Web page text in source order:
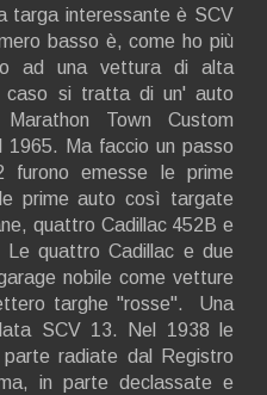
targa interessante è SCV
basso è, come ho più
ad una vettura di alta
caso si tratta di un' auto
Town Custom
1965. Ma faccio un passo
furono emesse le prime
prime auto così targate
quattro Cadillac 452B e
quattro Cadillac e due
nobile come vetture
targhe "rosse". Una
SCV 13. Nel 1938 le
radiate dal Registro
in parte declassate e